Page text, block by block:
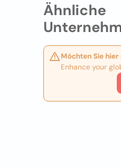
Ähnliche
Möchten Sie
Enhance your